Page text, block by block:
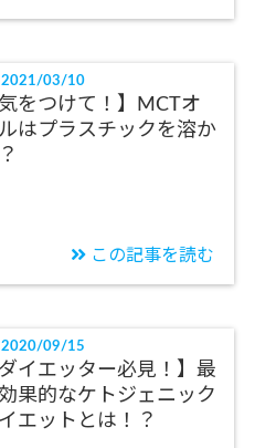
03/10
気をつけて！】MCTオ
はプラスチックを溶か
この記事を読む
09/15
ダイエッター必見！】最
果的なケトジェニック
エットとは！？